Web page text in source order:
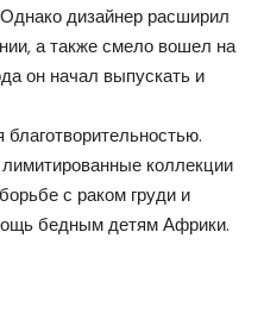
дизайнер расширил
а также смело вошел на
он начал выпускать и
коллекции
с раком груди и
бедным детям Африки.